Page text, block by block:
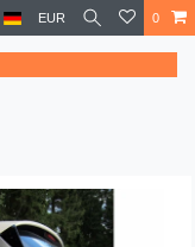
EUR 0